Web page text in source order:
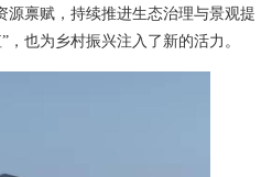
源禀赋，持续推进生态治理与景观提
也为乡村振兴注入了新的活力。